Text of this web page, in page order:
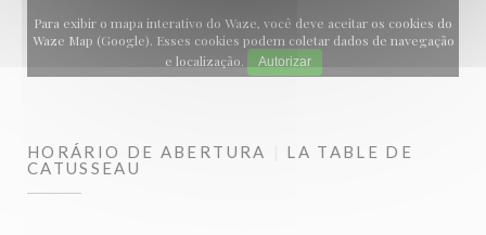
Para exibir o mapa interativo do Waze, você deve aceitar os cookies do
Waze Map (Google). Esses cookies podem coletar dados de navegação
e localização.
Autorizar
HORÁRIO DE ABERTURA
LA TABLE DE
CATUSSEAU